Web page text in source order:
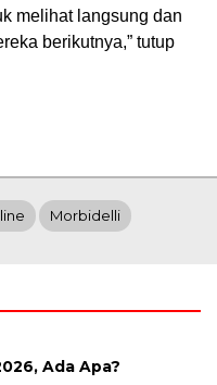
melihat langsung dan
berikutnya,” tutup
Morbidelli
Ada Apa?